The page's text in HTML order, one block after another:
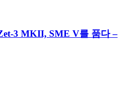
3 MKII, SME V를 품다 –